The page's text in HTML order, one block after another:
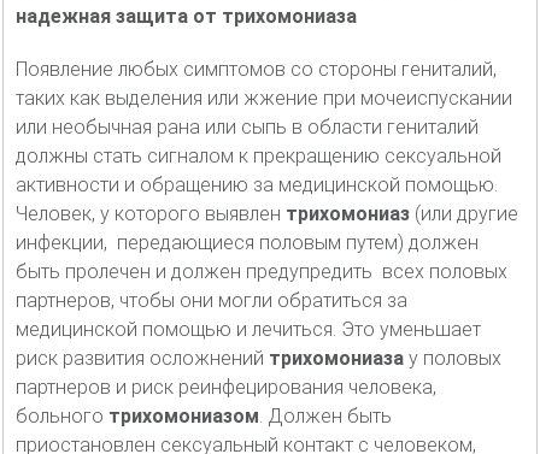
надежная защита от трихомониаза
Появление любых симптомов со стороны гениталий,
таких как выделения или жжение при мочеиспускании
или необычная рана или сыпь в области гениталий
должны стать сигналом к прекращению сексуальной
активности и обращению за медицинской помощью.
Человек, у которого выявлен трихомониаз (или другие
инфекции, передающиеся половым путем) должен
быть пролечен и должен предупредить всех половых
партнеров, чтобы они могли обратиться за
медицинской помощью и лечиться. Это уменьшает
риск развития осложнений трихомониаза у половых
партнеров и риск реинфецирования человека,
больного трихомониазом. Должен быть
приостановлен сексуальный контакт с человеком,